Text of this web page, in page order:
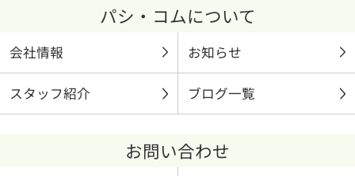
パシ・コムについて
会社情報 お知らせ
スタッフ紹介 ブログ一覧
お問い合わせ